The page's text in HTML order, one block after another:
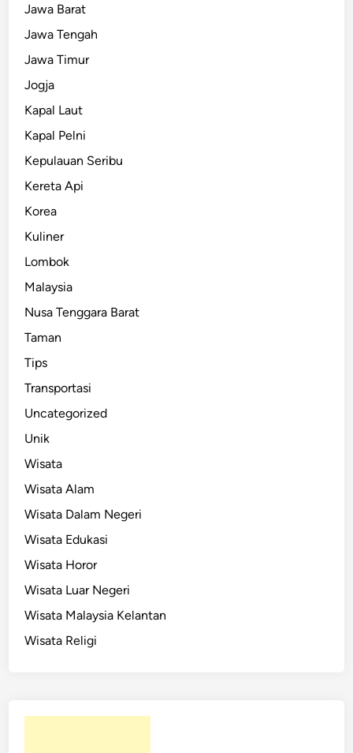
Jawa Barat
Jawa Tengah
Jawa Timur
Jogja
Kapal Laut
Kapal Pelni
Kepulauan Seribu
Kereta Api
Korea
Kuliner
Lombok
Malaysia
Nusa Tenggara Barat
Taman
Tips
Transportasi
Uncategorized
Unik
Wisata
Wisata Alam
Wisata Dalam Negeri
Wisata Edukasi
Wisata Horor
Wisata Luar Negeri
Wisata Malaysia Kelantan
Wisata Religi